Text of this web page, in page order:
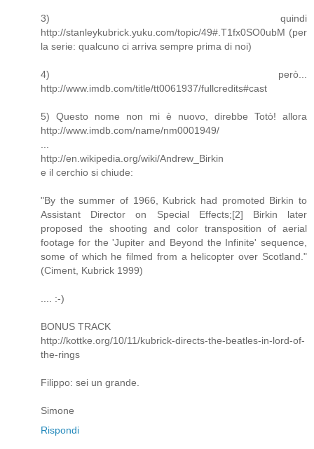
3) quindi
http://stanleykubrick.yuku.com/topic/49#.T1fx0SO0ubM (per
la serie: qualcuno ci arriva sempre prima di noi)
4) però...
http://www.imdb.com/title/tt0061937/fullcredits#cast
5) Questo nome non mi è nuovo, direbbe Totò! allora
http://www.imdb.com/name/nm0001949/
http://en.wikipedia.org/wiki/Andrew_Birkin
e il cerchio si chiude:
"By the summer of 1966, Kubrick had promoted Birkin to
Assistant Director on Special Effects;[2] Birkin later
proposed the shooting and color transposition of aerial
footage for the 'Jupiter and Beyond the Infinite' sequence,
some of which he filmed from a helicopter over Scotland."
(Ciment, Kubrick 1999)
.... :-)
BONUS TRACK
http://kottke.org/10/11/kubrick-directs-the-beatles-in-lord-of-
the-rings
Filippo: sei un grande.
Simone
Rispondi